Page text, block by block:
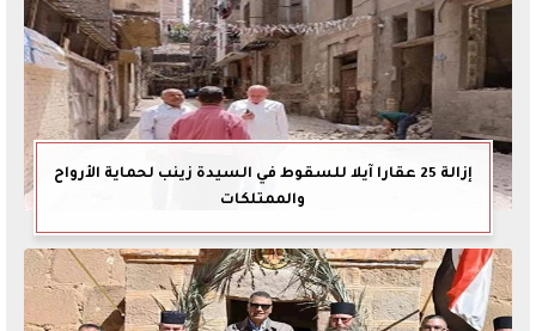
إزالة 25 عقارا آيلا للسقوط في السيدة زينب لحماية الأرواح
والممتلكات